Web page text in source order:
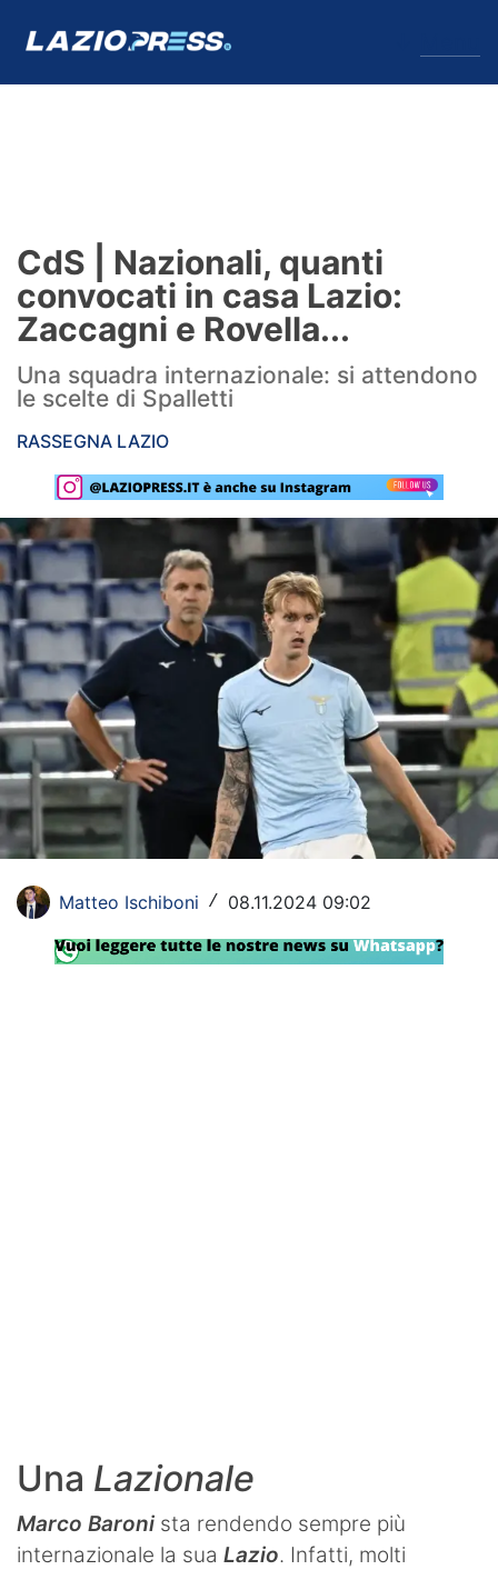
Formello
Infortuni
Primavera
Calciomercato
Lazio Women
Rassegna Lazio
Social
Calcio
Serie A
Champions League
Europa League
Altri Sport
Tennis
Vela
CdS | Nazionali, quanti
convocati in casa Lazio:
Zaccagni e Rovella...
Una squadra internazionale: si attendono
le scelte di Spalletti
RASSEGNA LAZIO
Matteo Ischiboni / 08.11.2024 09:02
Una Lazionale
Marco Baroni sta rendendo sempre più
internazionale la sua Lazio. Infatti, molti